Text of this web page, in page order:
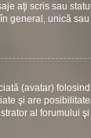
aţi scris sau
general, unică
(avatar)
şi are
al forumului